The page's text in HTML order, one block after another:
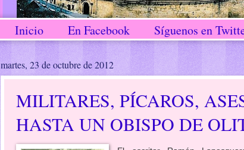
Inicio En Facebook Síguenos en
martes, 23 de octubre de 2012
MILITARES, PÍCAROS,
HASTA UN OBISPO DE